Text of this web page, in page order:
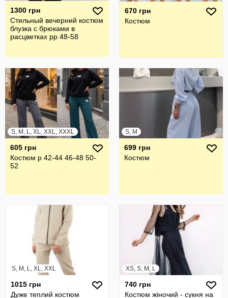
1300 грн
Стильный вечерний костюм
блузка с брюками в
расцветках рр 48-58
670 грн
Костюм
S, M, L, XL, XXL, XXXL
605 грн
Костюм р 42-44 46-48 50-
52
S, M
699 грн
Костюм
S, M, L, XL, XXL
1015 грн
Дуже теплий костюм
XS, S, M, L
740 грн
Костюм жіночий - сукня на